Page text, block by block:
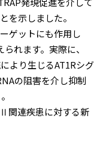
を示しました。
ゲットにも作用し
れます。実際に、
より生じるAT1Rシグ
の阻害を介し抑制
関連疾患に対する新